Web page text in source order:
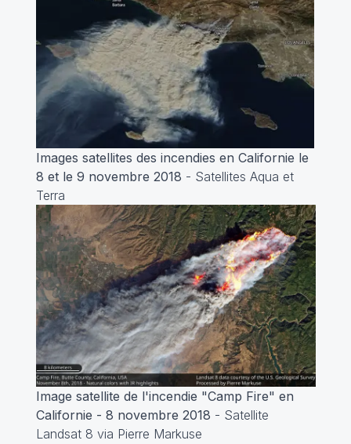
Images satellites des incendies en Californie le
8 et le 9 novembre 2018 - Satellites Aqua et
Terra
Image satellite de l'incendie "Camp Fire" en
Californie - 8 novembre 2018 - Satellite
Landsat 8 via Pierre Markuse